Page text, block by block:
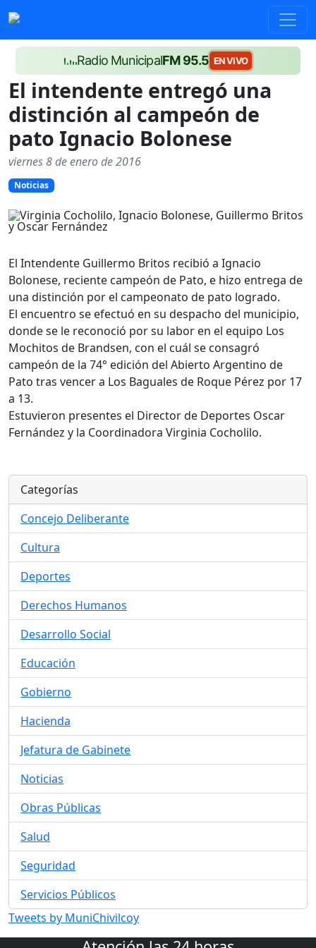
Radio MunicipalFM 95.5 EN VIVO
El intendente entregó una
distinción al campeón de
pato Ignacio Bolonese
viernes 8 de enero de 2016
Noticias
El Intendente Guillermo Britos recibió a Ignacio
Bolonese, reciente campeón de Pato, e hizo entrega de
una distinción por el campeonato de pato logrado.
El encuentro se efectuó en su despacho del municipio,
donde se le reconoció por su labor en el equipo Los
Mochitos de Brandsen, con el cuál se consagró
campeón de la 74° edición del Abierto Argentino de
Pato tras vencer a Los Baguales de Roque Pérez por 17
a 13.
Estuvieron presentes el Director de Deportes Oscar
Fernández y la Coordinadora Virginia Cocholilo.
Categorías
Concejo Deliberante
Cultura
Deportes
Derechos Humanos
Desarrollo Social
Educación
Gobierno
Hacienda
Jefatura de Gabinete
Noticias
Obras Públicas
Salud
Seguridad
Servicios Públicos
Tweets by MuniChivilcoy